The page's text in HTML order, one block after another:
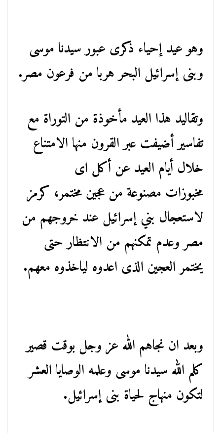
وهو عيد إحياء ذكرى عبور سيدنا موسى
وبنى إسرائيل البحر هربا من فرعون مصر.
وتقاليد هذا العيد مأخوذة من التوراة مع
تفاسير أضيفت عبر القرون منها الامتناع
خلال أيام العيد عن أكل اى
مخبوزات مصنوعة من عجين مختمر، كرمز
لاستعجال بني إسرائيل عند خروجهم من
مصر وعدم تمكنهم من الانتظار حتى
يختمر العجين الذى اعدوه لياخذوه معهم.
وبعد ان نجاهم الله عز وجل بوقت قصير
كلم الله سيدنا موسى وعلمه الوصايا العشر
لتكون منهاج لحياة بنى إسرائيل.